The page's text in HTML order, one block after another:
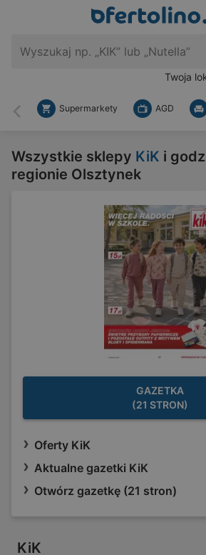
Twoja
Wstecz
Supermarkety AGD
Wszystkie sklepy KiK i
regionie Olsztynek
GAZETKA
(21 STRON)
Oferty KiK
Aktualne gazetki KiK
Otwórz gazetkę (21 stron)
KiK